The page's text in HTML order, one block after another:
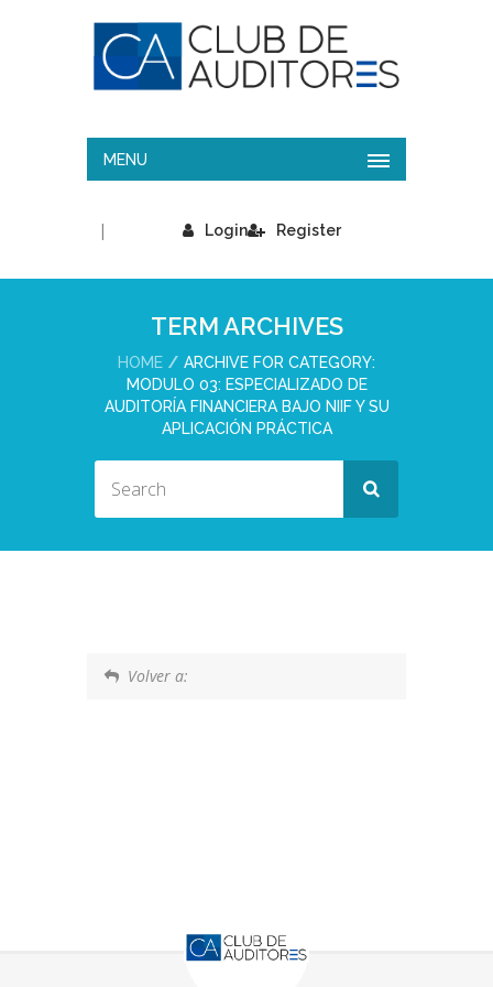
MENU
Login
| Register
TERM ARCHIVES
HOME
ARCHIVE FOR CATEGORY:
MODULO 03: ESPECIALIZADO DE
AUDITORÍA FINANCIERA BAJO NIIF Y SU
APLICACIÓN PRÁCTICA
Volver a: